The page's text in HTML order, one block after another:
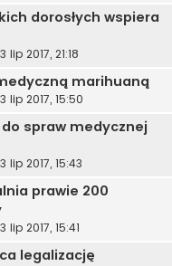
dorosłych wspiera
lip 2017, 21:18
marihuaną
lip 2017, 15:50
spraw medycznej
lip 2017, 15:43
prawie 200
lip 2017, 15:41
legalizację